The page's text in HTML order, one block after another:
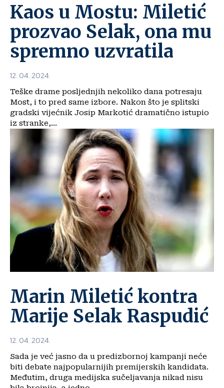
Kaos u Mostu: Miletić
prozvao Selak, ona mu
spremno uzvratila
12. 04. 2024.
Teške drame posljednjih nekoliko dana potresaju
Most, i to pred same izbore. Nakon što je splitski
gradski vijećnik Josip Markotić dramatično istupio
iz stranke,...
Marin Miletić kontra
Marije Selak Raspudić
12. 04. 2024.
Sada je već jasno da u predizbornoj kampanji neće
biti debate najpopularnijih premijerskih kandidata.
Međutim, druga medijska sučeljavanja nikad nisu